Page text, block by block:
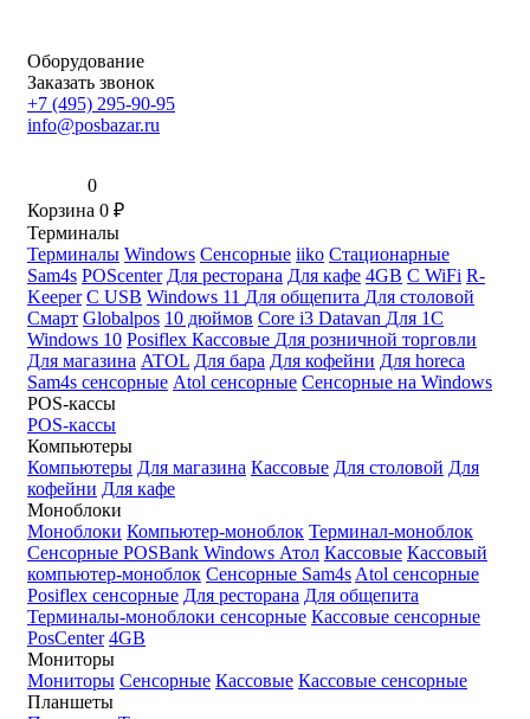
Оборудование
Заказать звонок
+7 (495) 295-90-95
info@posbazar.ru
0
Корзина 0 ₽
Терминалы
Терминалы Windows Сенсорные iiko Стационарные
Sam4s POScenter Для ресторана Для кафе 4GB С WiFi R-
Keeper С USB Windows 11 Для общепита Для столовой
Смарт Globalpos 10 дюймов Core i3 Datavan Для 1С
Windows 10 Posiflex Кассовые Для розничной торговли
Для магазина ATOL Для бара Для кофейни Для horeca
Sam4s сенсорные Atol сенсорные Сенсорные на Windows
POS-кассы
POS-кассы
Компьютеры
Компьютеры Для магазина Кассовые Для столовой Для
кофейни Для кафе
Моноблоки
Моноблоки Компьютер-моноблок Терминал-моноблок
Сенсорные POSBank Windows Атол Кассовые Кассовый
компьютер-моноблок Сенсорные Sam4s Atol сенсорные
Posiflex сенсорные Для ресторана Для общепита
Терминалы-моноблоки сенсорные Кассовые сенсорные
PosCenter 4GB
Мониторы
Мониторы Сенсорные Кассовые Кассовые сенсорные
Планшеты